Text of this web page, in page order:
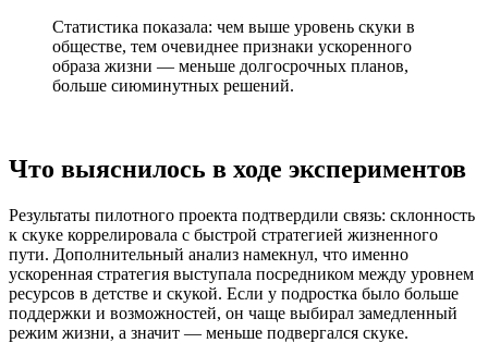
Статистика показала: чем выше уровень скуки в
обществе, тем очевиднее признаки ускоренного
образа жизни — меньше долгосрочных планов,
больше сиюминутных решений.
Что выяснилось в ходе экспериментов
Результаты пилотного проекта подтвердили связь: склонность
к скуке коррелировала с быстрой стратегией жизненного
пути. Дополнительный анализ намекнул, что именно
ускоренная стратегия выступала посредником между уровнем
ресурсов в детстве и скукой. Если у подростка было больше
поддержки и возможностей, он чаще выбирал замедленный
режим жизни, а значит — меньше подвергался скуке.